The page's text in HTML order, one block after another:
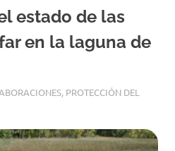
estado de las
en la laguna de
, PROTECCIÓN DEL